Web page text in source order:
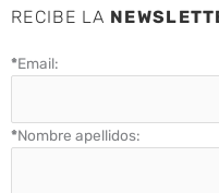
RECIBE LA
*Email:
*Nombre apellidos: